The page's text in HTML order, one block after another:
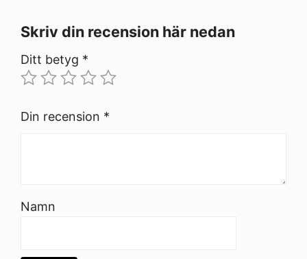
Skriv din recension här nedan
Ditt betyg *
Din recension *
Namn